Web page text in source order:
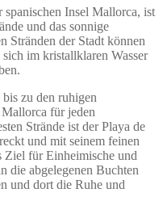
Insel Mallorca, ist
und das sonnige
Stränden der Stadt können
im kristallklaren Wasser
zu den ruhigen
für jeden
Strände ist der Playa de
und mit seinem feinen
Ziel für Einheimische und
die abgelegenen Buchten
und dort die Ruhe und